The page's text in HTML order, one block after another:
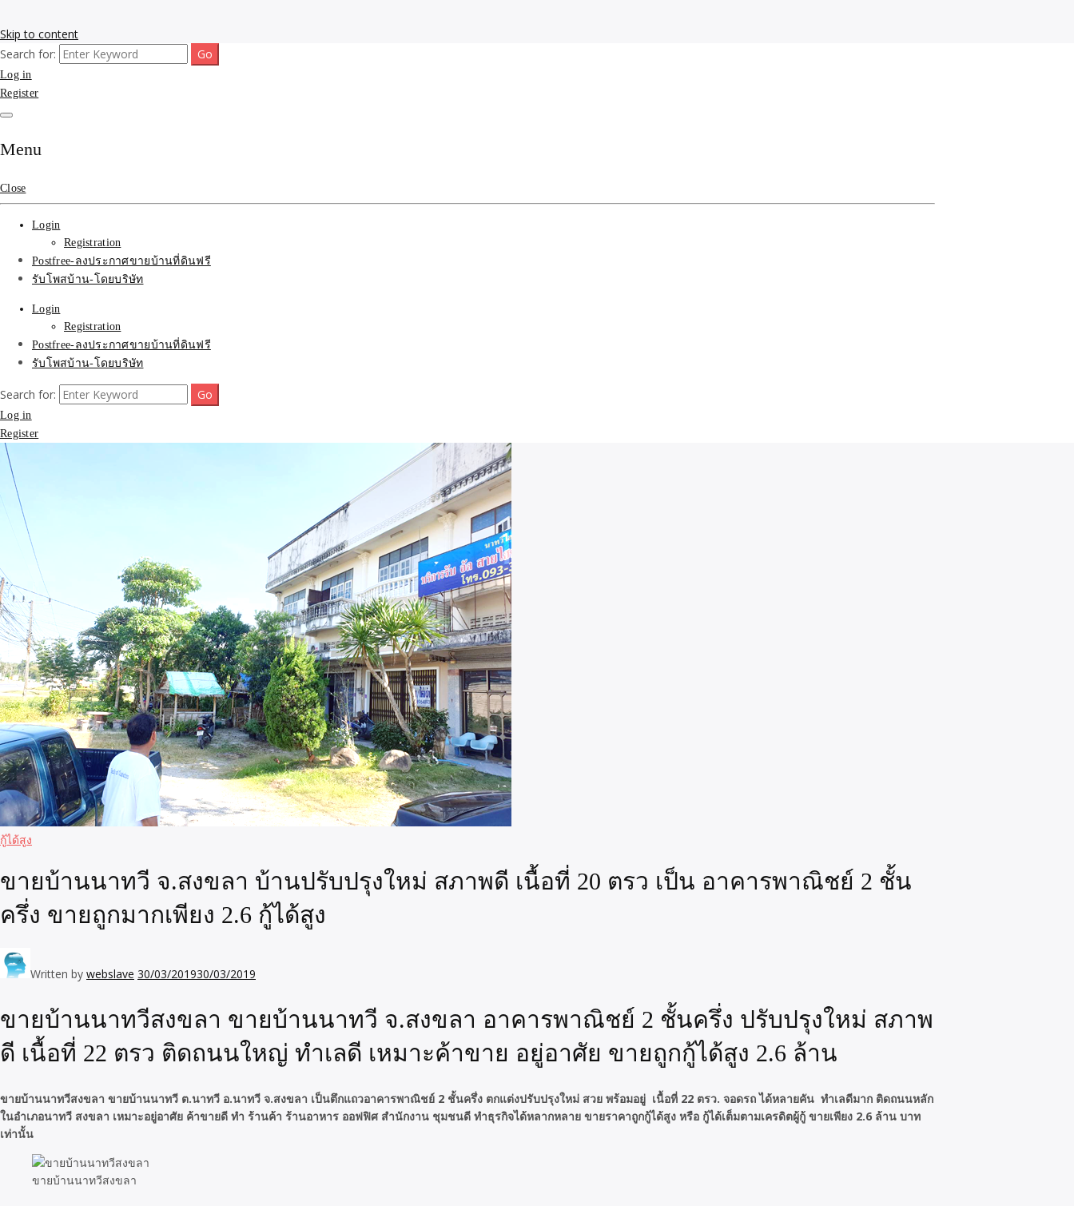
Skip to content
รับจ้างโพสขายบ้าน ติดAI Search รับทำSEOรายเดือน ติดหน้า1google ราคาถูกมาก
SEOขายของ บ้านที่ดินฟรีประกาศ ที่เดียวในเมืองไทย
รับโพสต์เว็บขายบ้าน อสังหา ทำSEOรายเดือนราคาถูก เน้นติดAI โพสต์ประกาศบ้านที่ดินฟรี SEOขายบ้าน รับจ้างโพสต์บ้านที่ดินติดหน้า1goolge ราคาถูกที่สุด ฟรีลงประกาศอสังหา รับทำSEOขายสินค้า
Search for:
Log in
Register
Menu
Close
Login
Registration
Postfree-ลงประกาศขายบ้านที่ดินฟรี
รับโพสบ้าน-โดยบริษัท
Login
Registration
Postfree-ลงประกาศขายบ้านที่ดินฟรี
รับโพสบ้าน-โดยบริษัท
Search for:
Log in
Register
กู้ได้สูง
ขายบ้านนาทวี จ.สงขลา บ้านปรับปรุงใหม่ สภาพดี เนื้อที่ 20 ตรว เป็น อาคารพาณิชย์ 2 ชั้น
ครึ่ง ขายถูกมากเพียง 2.6 กู้ได้สูง
Written by webslave 30/03/201930/03/2019
ขายบ้านนาทวีสงขลา ขายบ้านนาทวี จ.สงขลา อาคารพาณิชย์ 2 ชั้นครึ่ง ปรับปรุงใหม่ สภาพ
ดี เนื้อที่ 22 ตรว ติดถนนใหญ่ ทำเลดี เหมาะค้าขาย อยู่อาศัย ขายถูกกู้ได้สูง 2.6 ล้าน
ขายบ้านนาทวีสงขลา ขายบ้านนาทวี ต.นาทวี อ.นาทวี จ.สงขลา เป็นตึกแถวอาคารพาณิชย์ 2 ชั้นครึ่ง ตกแต่งปรับปรุงใหม่ สวย พร้อมอยู่ เนื้อที่ 22 ตรว. จอดรถ ได้หลายคัน ทำเลดีมาก ติดถนนหลัก
ในอำเภอนาทวี สงขลา เหมาะอยู่อาศัย ค้าขายดี ทำ ร้านค้า ร้านอาหาร ออฟฟิศ สำนักงาน ชุมชนดี ทำธุรกิจได้หลากหลาย ขายราคาถูกกู้ได้สูง หรือ กู้ได้เต็มตามเครดิตผู้กู้ ขายเพียง 2.6 ล้าน บาท
เท่านั้น
ขายบ้านนาทวีสงขลา